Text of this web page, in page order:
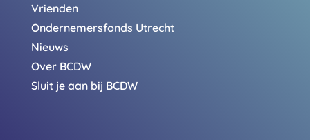
Vrienden
Ondernemersfonds Utrecht
Nieuws
Over BCDW
Sluit je aan bij BCDW